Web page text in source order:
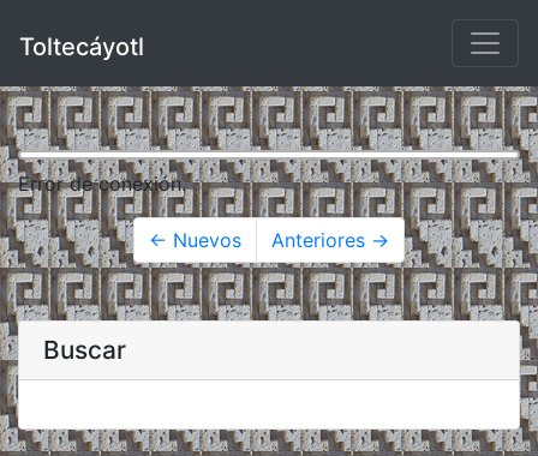
Toltecáyotl
Error de conexión.
← Nuevos Anteriores →
Buscar